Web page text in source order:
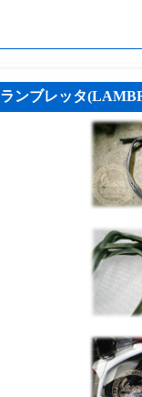
ランブレッタ